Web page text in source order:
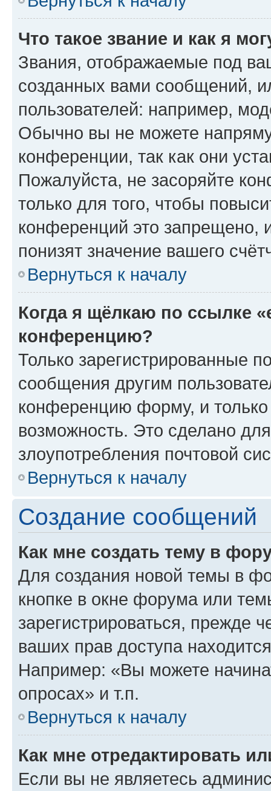
Что такое звание и как я
Звания, отображаемые под
созданных вами сообщений,
пользователей: например,
Обычно вы не можете
конференции, так как они
Пожалуйста, не засоряйте
только для того, чтобы
конференций это запрещено,
понизят значение вашего
Вернуться к началу
Когда я щёлкаю по ссылке
конференцию?
Только зарегистрированные
сообщения другим
конференцию форму, и
возможность. Это сделано
злоупотребления почтовой
Вернуться к началу
Создание сообщений
Как мне создать тему в
Для создания новой темы в
кнопке в окне форума или
зарегистрироваться, прежде
ваших прав доступа
Например: «Вы можете
опросах» и т.п.
Вернуться к началу
Как мне отредактировать
Если вы не являетесь